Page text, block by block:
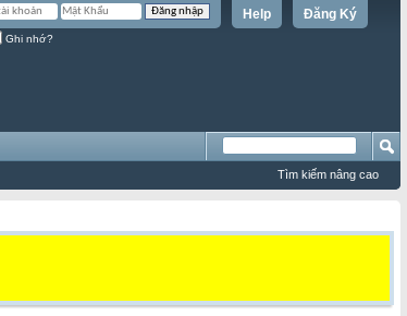
Đăng Ký
Help
Ghi nhớ?
Tìm kiếm nâng cao